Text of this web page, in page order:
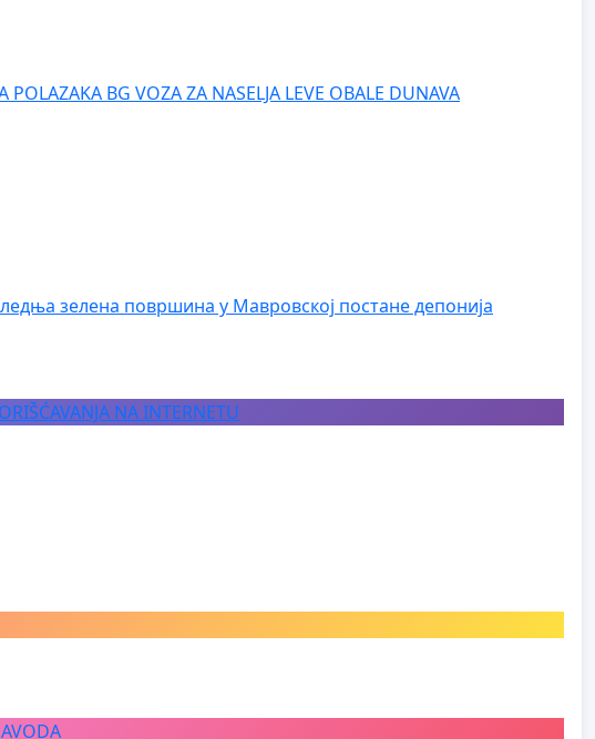
BG VOZA ZA NASELJA LEVE OBALE DUNAVA
зелена површина у Мавровској постане депонија
NA INTERNETU